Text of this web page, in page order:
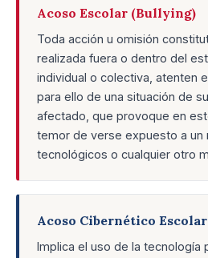
Acoso Escolar (Bullying)
Toda acción u omisión
realizada fuera o dentro del
individual o colectiva, atenten
para ello de una situación de
afectado, que provoque en
temor de verse expuesto a un
tecnológicos o cualquier otro
Acoso Cibernético
Implica el uso de la tecnología